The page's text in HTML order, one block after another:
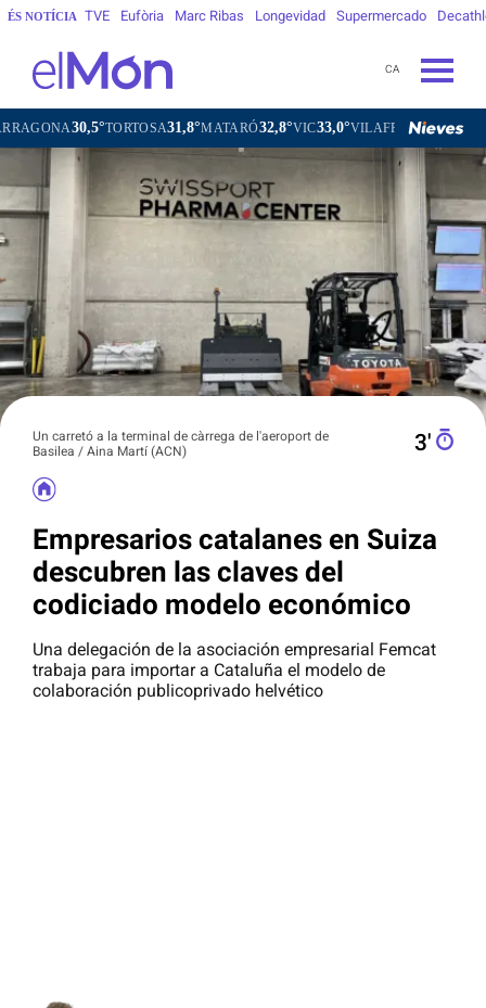
ÉS NOTÍCIA TVE Eufòria Marc Ribas Longevidad Supermercado
CA
30,5°TORTOSA31,8°MATARÓ32,8°VIC33,0°VILAFRANCA DEL PENEDÈS
Un carretó a la terminal de càrrega de l'aeroport de
Basilea / Aina Martí (ACN)
3′
Empresarios catalanes en Suiza
descubren las claves del
codiciado modelo económico
Una delegación de la asociación empresarial Femcat
trabaja para importar a Cataluña el modelo de
colaboración publicoprivado helvético